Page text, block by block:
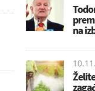
na